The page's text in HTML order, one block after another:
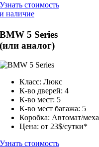
Узнать стоимость
и наличие
BMW 5 Series
(или аналог)
Класс: Люкс
К-во дверей: 4
К-во мест: 5
К-во мест багажа: 5
Коробка: Автомат/
Цена: от 23$/сутки*
Узнать стоимость